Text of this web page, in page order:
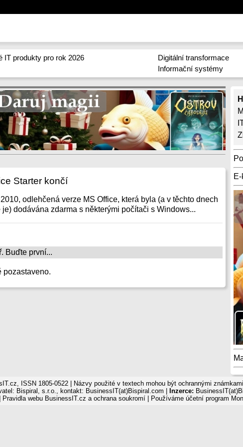
IT produkty pro rok 2026
Digitální transformace
Informační systémy
Starter končí
odlehčená verze MS Office, která byla (a v těchto dnech
dodávána zdarma s některými počítači s Windows...
Buďte první...
pozastaveno.
ISSN 1805-0522 | Názvy použité v textech mohou být ochrannými
Bispiral, s.r.o., kontakt: BusinessIT(at)Bispiral.com |
Inzerce:
Pravidla webu BusinessIT.cz a ochrana soukromí | Používáme účetní program